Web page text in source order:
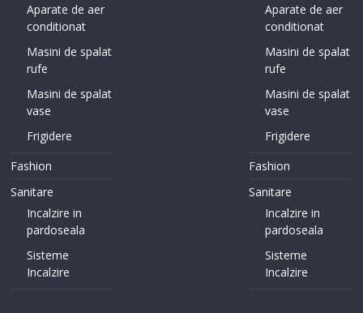
Aparate de aer
conditionat
Masini de spalat
rufe
Masini de spalat
vase
Frigidere
Fashion
Sanitare
Incalzire in
pardoseala
Sisteme
Incalzire
Aparate de aer
conditionat
Masini de spalat
rufe
Masini de spalat
vase
Frigidere
Fashion
Sanitare
Incalzire in
pardoseala
Sisteme
Incalzire